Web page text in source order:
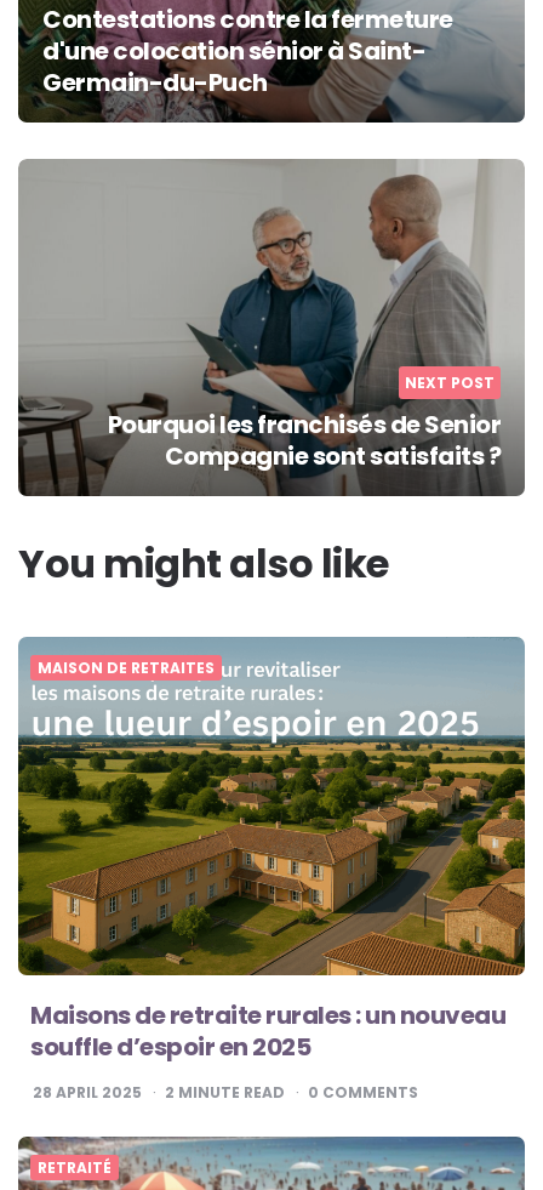
Contestations contre la fermeture
d'une colocation sénior à Saint-
Germain-du-Puch
NEXT POST
Pourquoi les franchisés de Senior
Compagnie sont satisfaits ?
You might also like
MAISON DE RETRAITES
Maisons de retraite rurales : un nouveau
souffle d’espoir en 2025
28 APRIL 2025 2 MINUTE READ 0 COMMENTS
RETRAITÉ